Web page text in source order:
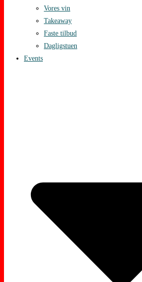
Vores vin
Takeaway
Faste tilbud
Dagligstuen
Events